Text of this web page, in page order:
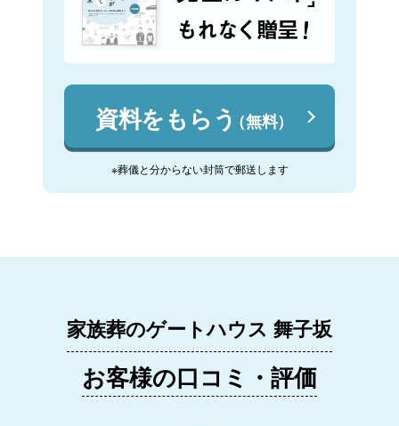
資料をもらう（無料）
※葬儀と分からない封筒で郵送します
家族葬のゲートハウス 舞子坂
お客様の口コミ・評価